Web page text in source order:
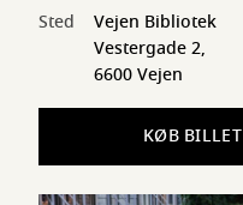
Sted
Vejen Bibliotek
Vestergade 2,
6600 Vejen
KØB BILLET